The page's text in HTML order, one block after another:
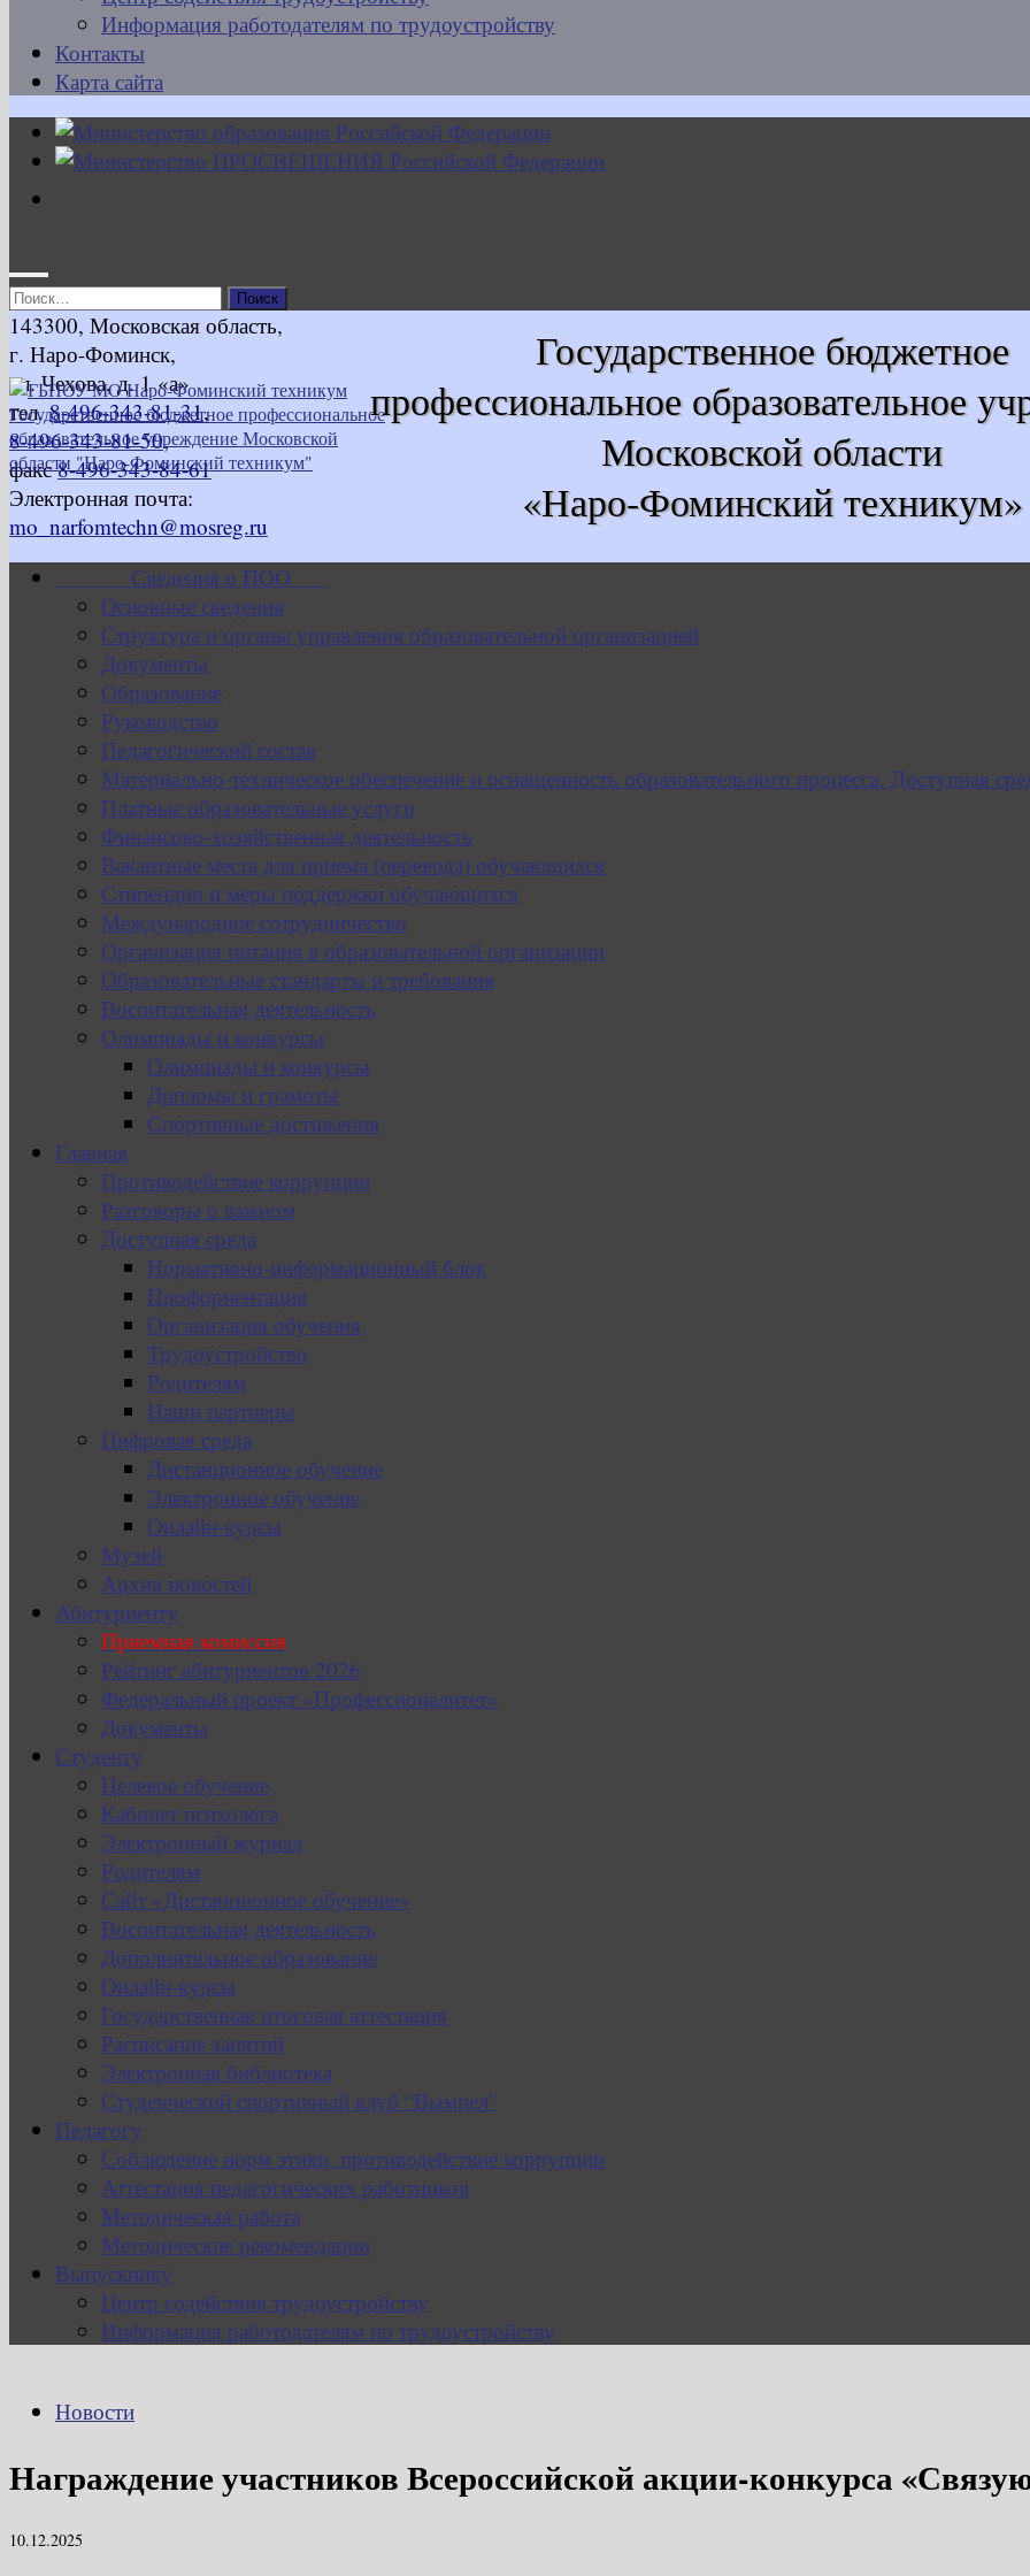
Информация работодателям по трудоустройству
Контакты
Карта сайта
Найти:
Государственное бюджетное
профессиональное образовательное
Московской области
«Наро-Фоминский техникум»
143300, Московская область,
г. Наро-Фоминск,
ул. Чехова, д. 1 «а»
тел.8-496-343-81-31,
8-496-343-81-50,
факс8-496-343-84-61
Электронная почта:
mo_narfomtechn@mosreg.ru
Сведения о ПОО
Основные сведения
Структура и органы управления образовательной организацией
Документы
Образование
Руководство
Педагогический состав
Материально-техническое обеспечение и оснащенность образовательного процесса. Доступная
Платные образовательные услуги
Финансово-хозяйственная деятельность
Вакантные места для приема (перевода) обучающихся
Стипендии и меры поддержки обучающихся
Международное сотрудничество
Организация питания в образовательной организации
Образовательные стандарты и требования
Воспитательная деятельность
Олимпиады и конкурсы
Олимпиады и конкурсы
Дипломы и грамоты
Спортивные достижения
Главная
Противодействие коррупции
Разговоры о важном
Доступная среда
Нормативно-информационный блок
Профориентация
Организация обучения
Трудоустройство
Родителям
Наши партнеры
Цифровая среда
Дистанционное обучение
Электронное обучение
Онлайн-курсы
Музей
Архив новостей
Абитуриенту
Приемная комиссия
Рейтинг абитуриентов 2026
Федеральный проект «Профессионалитет»
Документы
Студенту
Целевое обучение
Кабинет психолога
Электронный журнал
Родителям
Сайт «Дистанционное обучение»
Воспитательная деятельность
Дополнительное образование
Онлайн-курсы
Государственная итоговая аттестация
Расписание занятий
Электронная библиотека
Студенческий спортивный клуб “Вымпел”
Педагогу
Соблюдение норм этики, противодействие коррупции
Аттестация педагогических работников
Методическая работа
Методические рекомендации
Выпускнику
Центр содействия трудоустройству
Информация работодателям по трудоустройству
Новости
Награждение участников Всероссийской акции-конкурса
10.12.2025